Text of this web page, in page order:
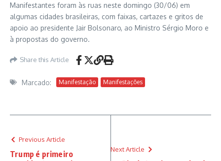
Manifestantes foram às ruas neste domingo (30/06) em
algumas cidades brasileiras, com faixas, cartazes e gritos de
apoio ao presidente Jair Bolsonaro, ao Ministro Sérgio Moro e
à propostas do governo.
Share this Article
Marcado: Manifestação Manifestações
Previous Article
Trump é primeiro
Next Article